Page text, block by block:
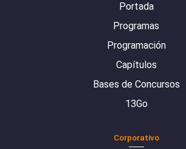
Portada
Programas
Programación
Capítulos
Bases de Concursos
13Go
Corporativo